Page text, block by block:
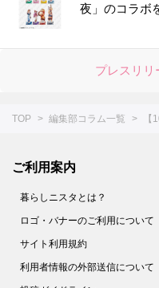
夜」のコラボ
プレスリリ
TOP 編集部コラム一覧
ご利用案内
暮らしニスタとは？
ロゴ・バナーのご利用について
サイト利用規約
利用者情報の外部送信について